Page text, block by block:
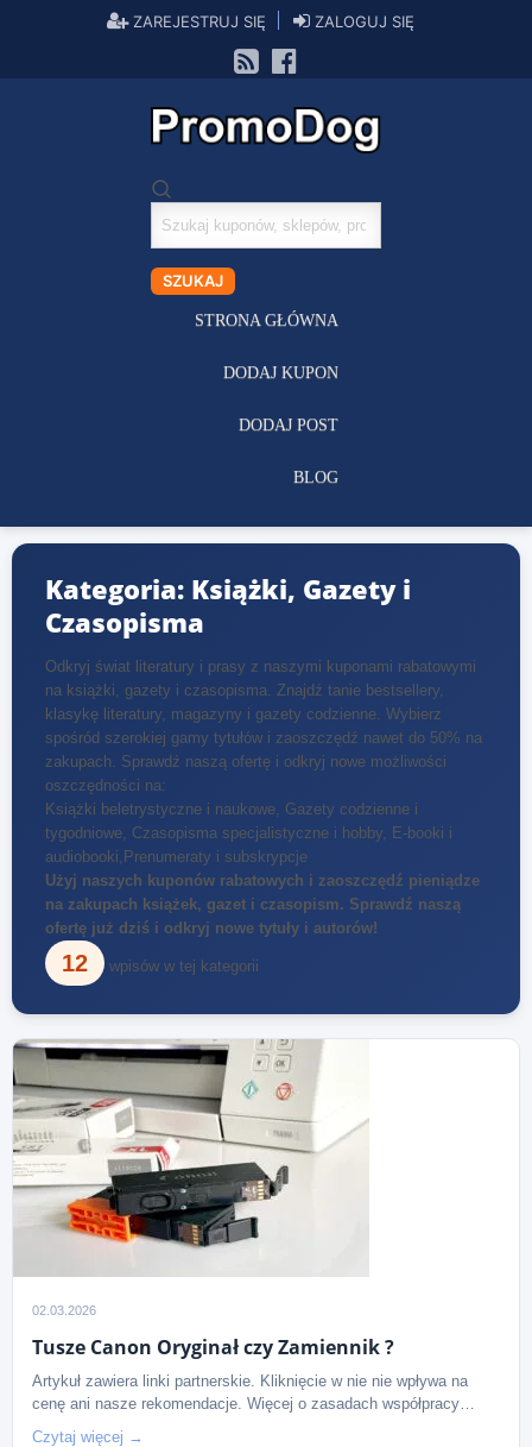
ZAREJESTRUJ SIĘ ZALOGUJ SIĘ
Szukaj
kuponów
SZUKAJ
STRONA GŁÓWNA
DODAJ KUPON
DODAJ POST
BLOG
Kategoria: Książki, Gazety i
Czasopisma
Odkryj świat literatury i prasy z naszymi kuponami rabatowymi
na książki, gazety i czasopisma. Znajdź tanie bestsellery,
klasykę literatury, magazyny i gazety codzienne. Wybierz
spośród szerokiej gamy tytułów i zaoszczędź nawet do 50% na
zakupach. Sprawdź naszą ofertę i odkryj nowe możliwości
oszczędności na:
Książki beletrystyczne i naukowe, Gazety codzienne i
tygodniowe, Czasopisma specjalistyczne i hobby, E-booki i
audiobooki,Prenumeraty i subskrypcje
Użyj naszych kuponów rabatowych i zaoszczędź pieniądze
na zakupach książek, gazet i czasopism. Sprawdź naszą
ofertę już dziś i odkryj nowe tytuły i autorów!
12 wpisów w tej kategorii
02.03.2026
Tusze Canon Oryginał czy Zamiennik ?
Artykuł zawiera linki partnerskie. Kliknięcie w nie nie wpływa na
cenę ani nasze rekomendacje. Więcej o zasadach współpracy…
Czytaj więcej →